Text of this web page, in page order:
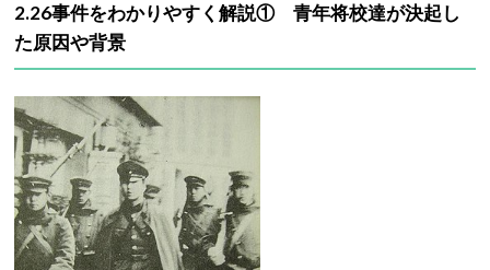
2.26事件をわかりやすく解説① 青年将校達が決起し
た原因や背景